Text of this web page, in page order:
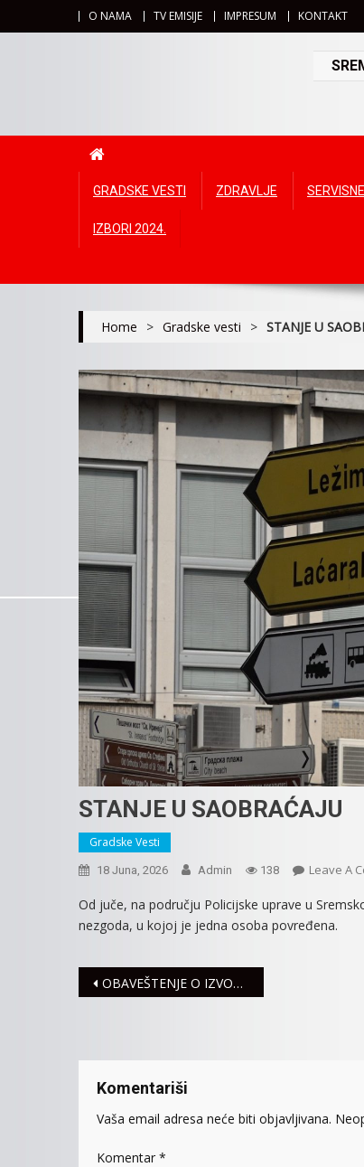
O NAMA TV EMISIJE IMPRESUM KONTAKT
GRADSKE VESTI ZDRAVLJE
IZBORI 2024.
Home > Gradske vesti > STANJE U
STANJE U SAOBRAĆAJU
Gradske Vesti
18 Juna, 2026 Admin 138 Leave A
Od juče, na području Policijske uprave u
nezgoda, u kojoj je jedna osoba povređena.
Navigacija
OBAVEŠTENJE O IZVOĐENJU BOJEVOG GAĐANJA NA STRELIŠTU U KRUGU KAZNENO-POPRAVNOG ZAVODA OD 17. DO 26. JUNA
Komentariši
Vaša email adresa neće biti objavljivana.
Komentar *